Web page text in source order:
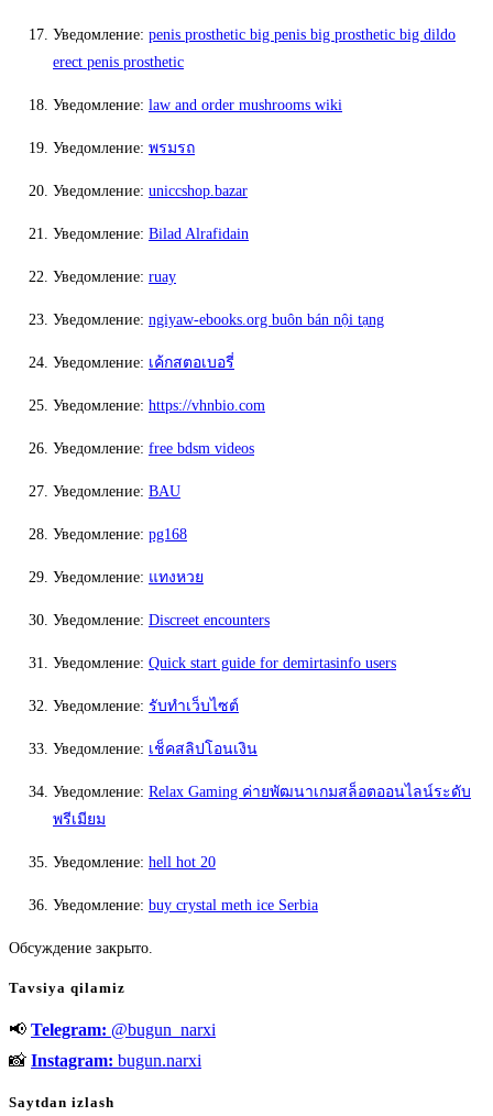
Уведомление: penis prosthetic big penis big prosthetic big dildo
erect penis prosthetic
Уведомление: law and order mushrooms wiki
Уведомление: พรมรถ
Уведомление: uniccshop.bazar
Уведомление: Bilad Alrafidain
Уведомление: ruay
Уведомление: ngiyaw-ebooks.org buôn bán nội tạng
Уведомление: เค้กสตอเบอรี่
Уведомление: https://vhnbio.com
Уведомление: free bdsm videos
Уведомление: BAU
Уведомление: pg168
Уведомление: แทงหวย
Уведомление: Discreet encounters
Уведомление: Quick start guide for demirtasinfo users
Уведомление: รับทำเว็บไซต์
Уведомление: เช็คสลิปโอนเงิน
Уведомление: Relax Gaming ค่ายพัฒนาเกมสล็อตออนไลน์ระดับ
พรีเมียม
Уведомление: hell hot 20
Уведомление: buy crystal meth ice Serbia
Обсуждение закрыто.
Tavsiya qilamiz
📢 Telegram: @bugun_narxi
📸 Instagram: bugun.narxi
Saytdan izlash